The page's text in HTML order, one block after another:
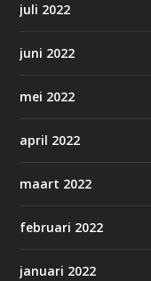
juli 2022
juni 2022
mei 2022
april 2022
maart 2022
februari 2022
januari 2022